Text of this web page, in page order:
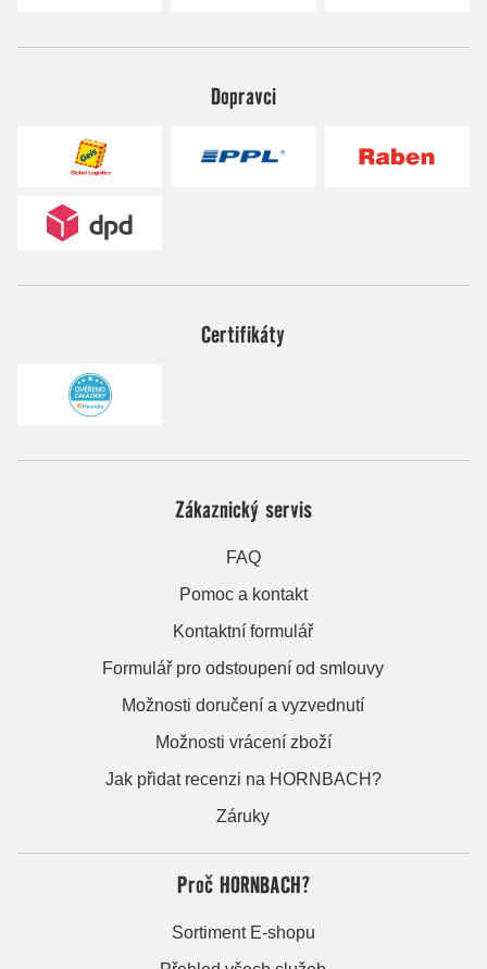
Dopravci
Certifikáty
Zákaznický servis
FAQ
Pomoc a kontakt
Kontaktní formulář
Formulář pro odstoupení od smlouvy
Možnosti doručení a vyzvednutí
Možnosti vrácení zboží
Jak přidat recenzi na HORNBACH?
Záruky
Proč HORNBACH?
Sortiment E-shopu